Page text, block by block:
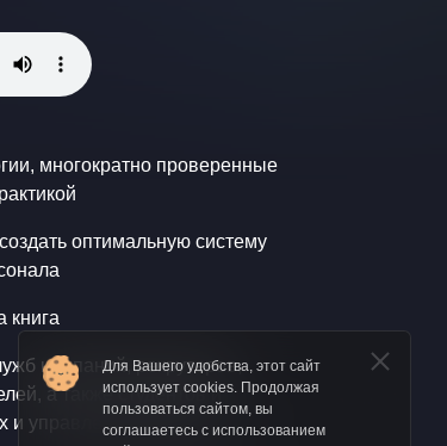
многократно проверенные
оптимальную систему
книга
компаний, рекрутеров,
а также студентов и
и управленческих вузов.
Для Вашего удобства, этот сайт
использует cookies. Продолжая
пользоваться сайтом, вы
соглашаетесь с использованием